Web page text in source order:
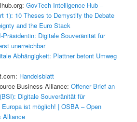
GovTech Intelligence Hub –
1): 10 Theses to Demystify the Debate
and the Euro Stack
Präsidentin: Digitale Souveränität für
unerreichbar
Abhängigkeit: Plattner betont Umweg
Handelsblatt
Business Alliance: Offener Brief an
Digitale Souveränität für
Europa ist möglich! | OSBA – Open
Alliance